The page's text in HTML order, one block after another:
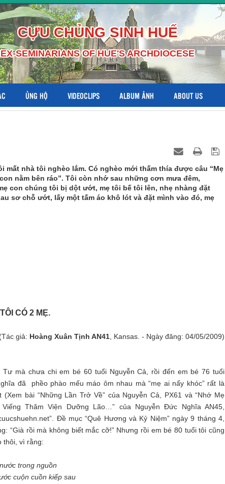
CỰU CHỦNG SINH HUẾ
EX-SEMINARIANS OF HUE'S ARCHDIOCESE
ỦNG HỘ VIDEOCLIPS ALBUM ẢNH ABOUT US
mất nhà tôi nghèo lắm. Có nghèo mới thấm thía được câu “Mẹ
nằm bên ráo”. Tôi còn nhớ sau những cơn mưa đêm,
con chúng tôi bị dột ướt, mẹ tôi bế tôi lên, nhẹ nhàng đặt
sơ chỗ ướt, lấy một tấm áo khô lót và đặt mình vào đó, mẹ
TÔI CÓ 2 MẸ.
(Tác giả: Hoàng Xuân Tịnh AN41, Kansas. - Ngày đăng: 04/05/2009)
Tư mà chưa chi em bé 60 tuổi Nguyễn Cả, rồi đến em bé 76 tuổi
đã phềo phào mếu máo ôm nhau mà “mẹ ai nấy khóc” rất là
(Xem bài “Những Lần Trở Về” của Nguyễn Cả, PX61 và “Nhớ Mẹ
Viếng Thăm Viện Dưỡng Lão…” của Nguyễn Đức Nghĩa AN45,
Đề mục “Quê Hương và Kỷ Niệm” ngày 9 tháng 4,
“Già rồi mà không biết mắc cỡ!” Nhưng rồi em bé 80 tuổi tôi cũng
thôi, vì rằng:
trong nguồn
cuộn cuồn kiếp sau